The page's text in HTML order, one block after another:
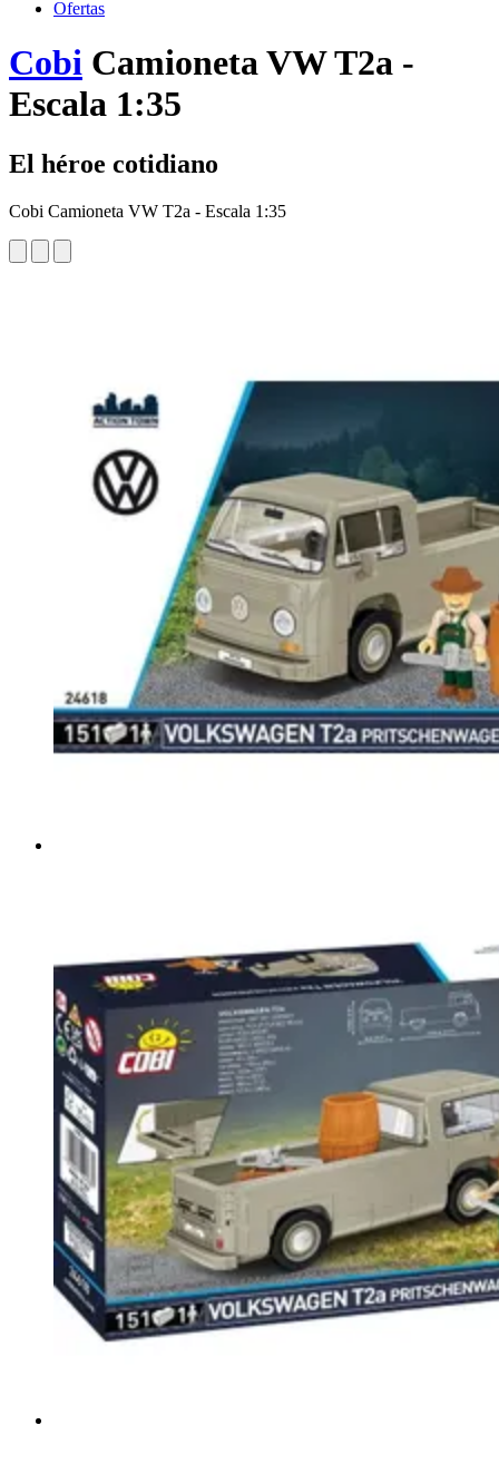
Ofertas
Cobi Camioneta VW T2a -
Escala 1:35
El héroe cotidiano
Cobi Camioneta VW T2a - Escala 1:35